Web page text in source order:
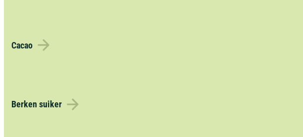
Cacao
Berken suiker